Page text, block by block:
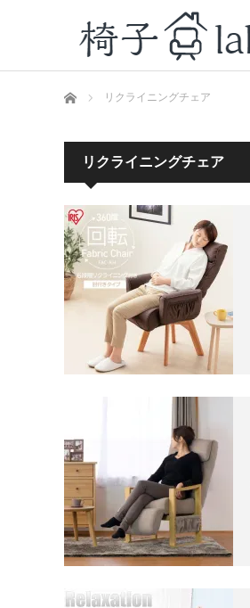
ホーム リクライニングチェア
リクライニングチェア